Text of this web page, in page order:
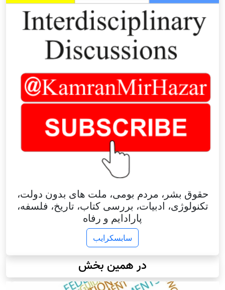
حقوق بشر، مردم بومی، ملت های بدون دولت،
تکنولوژی، ادبیات، بررسی کتاب، تاریخ، فلسفه،
پارادایم و رفاه
سابسکرایب
در همین بخش